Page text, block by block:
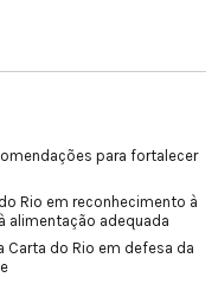
para fortalecer
Rio em reconhecimento à
alimentação adequada
Carta do Rio em defesa da